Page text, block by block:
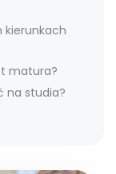
kierunkach
matura?
na studia?